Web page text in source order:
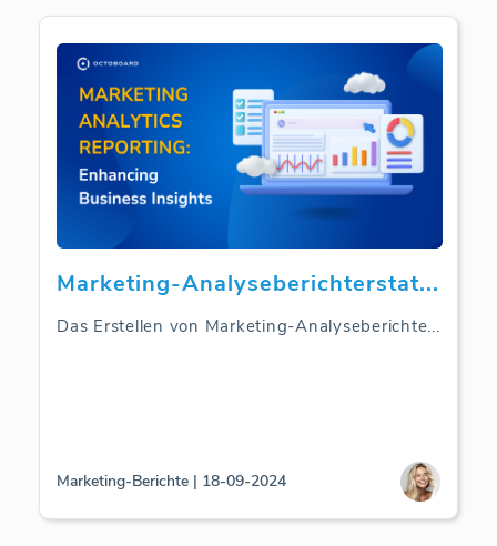
Marketing-Analyseberichterstat...
Das Erstellen von Marketing-Analyseberichte...
Marketing-Berichte | 18-09-2024